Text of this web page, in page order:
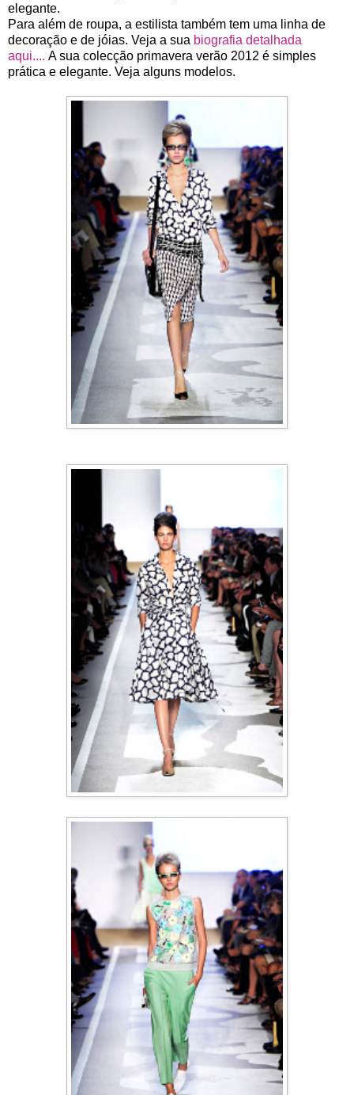
elegante.
Para além de roupa, a estilista também tem uma linha de
decoração e de jóias. Veja a sua biografia detalhada
aqui.... A sua colecção primavera verão 2012 é simples
prática e elegante. Veja alguns modelos.